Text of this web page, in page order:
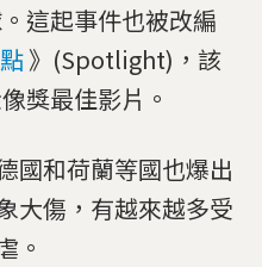
這起事件也被改編
》(Spotlight)，該
獎最佳影片。
國和荷蘭等國也爆出
大傷，有越來越多受
。